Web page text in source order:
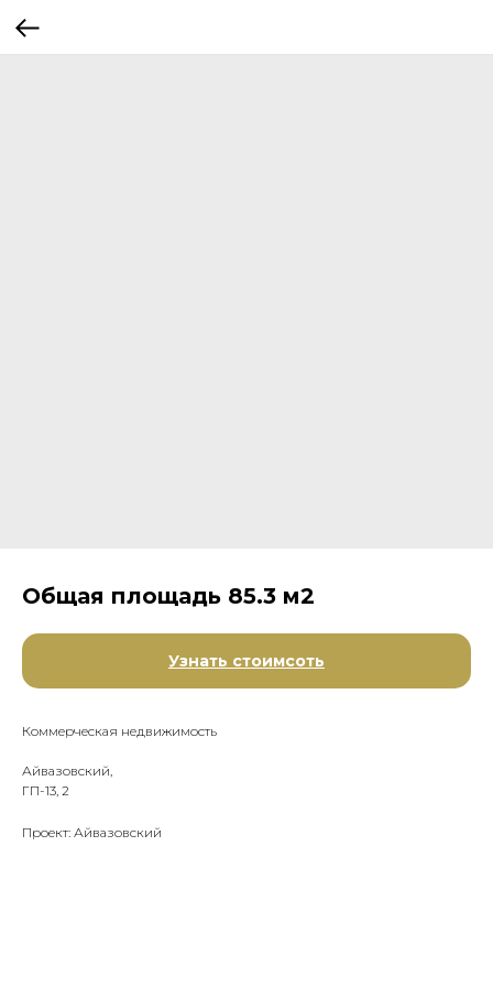
Общая площадь 85.3 м2
Узнать стоимсоть
Коммерческая недвижимость
Айвазовский,
ГП-13, 2
Проект: Айвазовский